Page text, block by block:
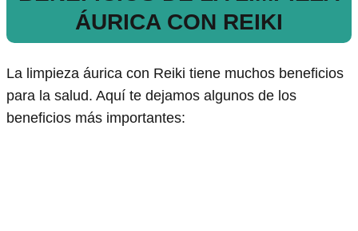
ÁURICA CON REIKI
La limpieza áurica con Reiki tiene muchos beneficios
para la salud. Aquí te dejamos algunos de los
beneficios más importantes: